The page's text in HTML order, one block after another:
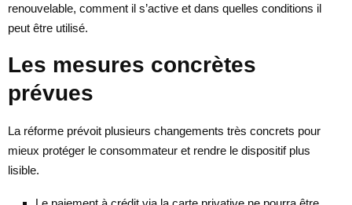
renouvelable, comment il s’active et dans quelles conditions il
peut être utilisé.
Les mesures concrètes
prévues
La réforme prévoit plusieurs changements très concrets pour
mieux protéger le consommateur et rendre le dispositif plus
lisible.